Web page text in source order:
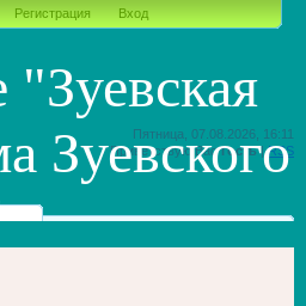
Пятница, 07.08.2026, 16:11
Приветствую Вас Гость|RSS
Зуевского
Регистрация Вход